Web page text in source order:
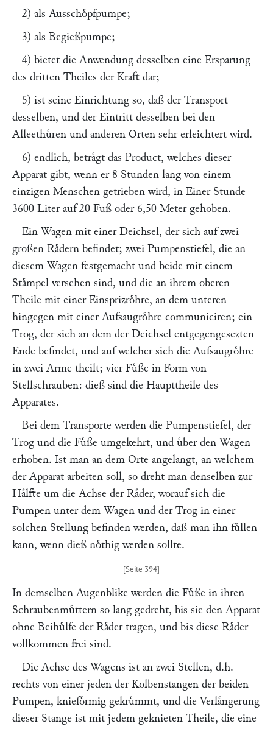
2) als Ausschoͤpfpumpe;
3) als Begießpumpe;
4) bietet die Anwendung desselben eine Ersparung
des dritten Theiles der Kraft dar;
5) ist seine Einrichtung so, daß der Transport
desselben, und der Eintritt desselben bei den
Alleethuͤren und anderen Orten sehr erleichtert wird.
6) endlich, betraͤgt das Product, welches dieser
Apparat gibt, wenn er 8 Stunden lang von einem
einzigen Menschen getrieben wird, in Einer Stunde
3600 Liter auf 20 Fuß oder 6,50 Meter gehoben.
Ein Wagen mit einer Deichsel, der sich auf zwei
großen Raͤdern befindet; zwei Pumpenstiefel, die an
diesem Wagen festgemacht und beide mit einem
Staͤmpel versehen sind, und die an ihrem oberen
Theile mit einer Einsprizroͤhre, an dem unteren
hingegen mit einer Aufsaugroͤhre communiciren; ein
Trog, der sich an dem der Deichsel entgegengesezten
Ende befindet, und auf welcher sich die Aufsaugroͤhre
in zwei Arme theilt; vier Fuͤße in Form von
Stellschrauben: dieß sind die Haupttheile des
Apparates.
Bei dem Transporte werden die Pumpenstiefel, der
Trog und die Fuͤße umgekehrt, und uͤber den Wagen
erhoben. Ist man an dem Orte angelangt, an welchem
der Apparat arbeiten soll, so dreht man denselben zur
Haͤlfte um die Achse der Raͤder, worauf sich die
Pumpen unter dem Wagen und der Trog in einer
solchen Stellung befinden werden, daß man ihn fuͤllen
kann, wenn dieß noͤthig werden sollte.
In demselben Augenblike werden die Fuͤße in ihren
Schraubenmuͤttern so lang gedreht, bis sie den Apparat
ohne Beihuͤlfe der Raͤder tragen, und bis diese Raͤder
vollkommen frei sind.
Die Achse des Wagens ist an zwei Stellen, d.h.
rechts von einer jeden der Kolbenstangen der beiden
Pumpen, kniefoͤrmig gekruͤmmt, und die Verlaͤngerung
dieser Stange ist mit jedem geknieten Theile, die eine